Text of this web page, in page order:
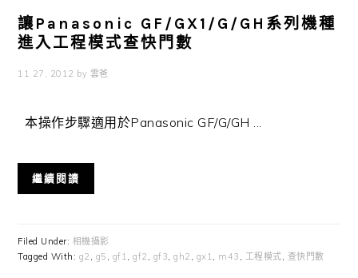
讓Panasonic GF/GX1/G/GH系列機種
進入工程模式查快門數
11 27, 2012 by 雲爸
本操作步驟適用於Panasonic GF/G/GH ...
繼續閱讀
Filed Under: 相機攝影
Tagged With: g2 , g5 , gf1,gf2 , gf3,gh2 , gx1, m43 , 工程模式, 查快門數